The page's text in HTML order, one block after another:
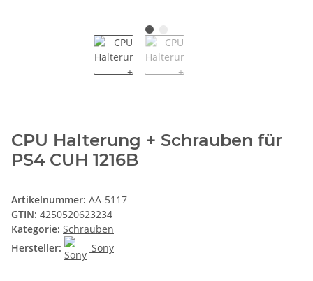
CPU Halterung + Schrauben für
PS4 CUH 1216B
Artikelnummer: AA-5117
GTIN: 4250520623234
Kategorie: Schrauben
Hersteller:
Sony